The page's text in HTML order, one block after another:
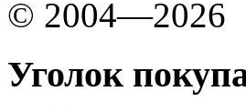
© 2004—2026
Уголок